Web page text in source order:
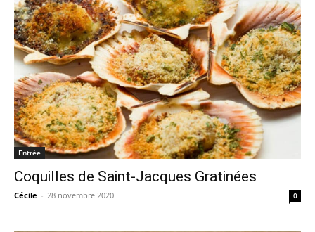
Entrée
Coquilles de Saint-Jacques Gratinées
Cécile - 28 novembre 2020 0